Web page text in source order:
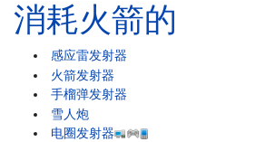
消耗火箭的
感应雷发射器
火箭发射器
手榴弹发射器
雪人炮
电圈发射器